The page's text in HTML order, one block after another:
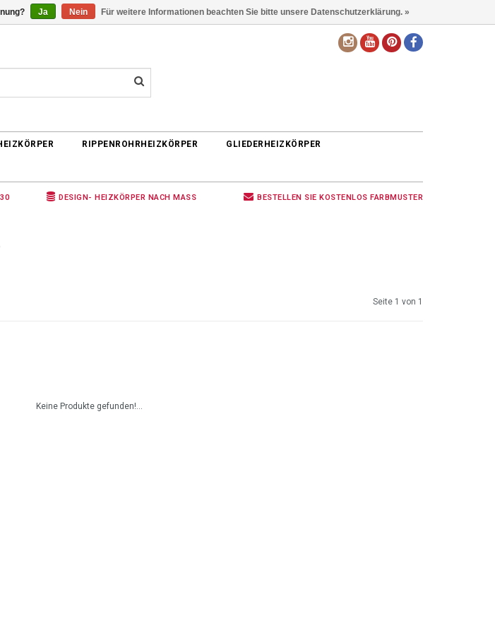
DE
RIPPENROHRHEIZKÖRPER GLIEDERHEIZKÖRPER
DESIGN- HEIZKÖRPER NACH MASS BESTELLEN SIE KOSTENLOS FARBMUSTER
Seite 1 von 1
Keine Produkte gefunden!...
Ja Nein Für weitere Informationen beachten Sie bitte unsere Datenschutzerklärung. »